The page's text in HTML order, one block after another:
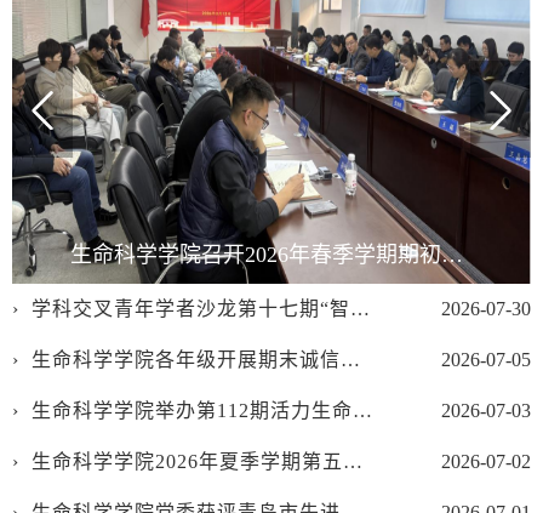
生命科学学院召开2026年春季学期期初全体教职工会议
学科交叉青年学者沙龙第十七期“智造健康”成功举办 2026-07-30
生命科学学院各年级开展期末诚信考试主题教育 2026-07-05
生命科学学院举办第112期活力生命论坛：药物靶点发现及基于草药酶的联合靶向—从传统到AI 2026-07-03
生命科学学院2026年夏季学期第五届研究生创新成果展顺利举办 2026-07-02